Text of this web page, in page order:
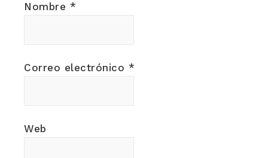
Nombre *
Correo electrónico *
Web